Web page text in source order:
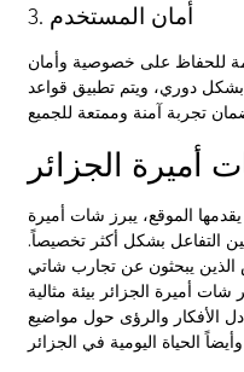
3. أمان المستخدم
للحفاظ على خصوصية وأمان
دوري، ويتم تطبيق قواعد
أميرة الجزائر
الموقع، يبرز شات أميرة
التفاعل بشكل أكثر تخصيصاً.
يبحثون عن تجارب شاتي
أميرة الجزائر بيئة مثالية
الأفكار والرؤى حول مواضيع